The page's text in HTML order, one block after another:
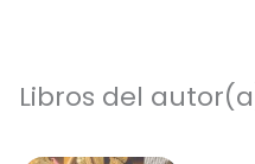
Libros del